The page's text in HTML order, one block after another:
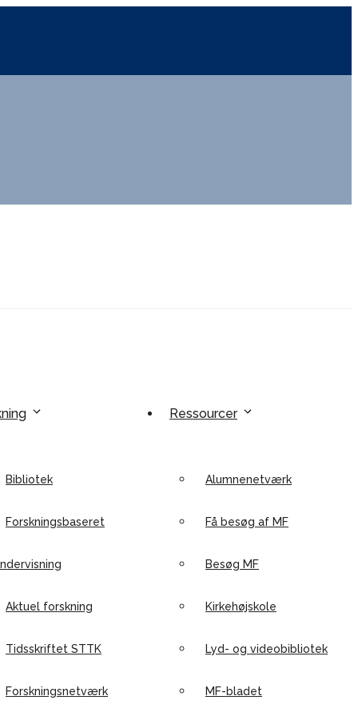
Bibliotek
Forskningsbaseret
Aktuel forskning
Tidsskriftet STTK
Forskningsnetværk
Ressourcer
Alumnenetværk
Få besøg af MF
Besøg MF
Kirkehøjskole
Lyd- og videobibliotek
MF-bladet